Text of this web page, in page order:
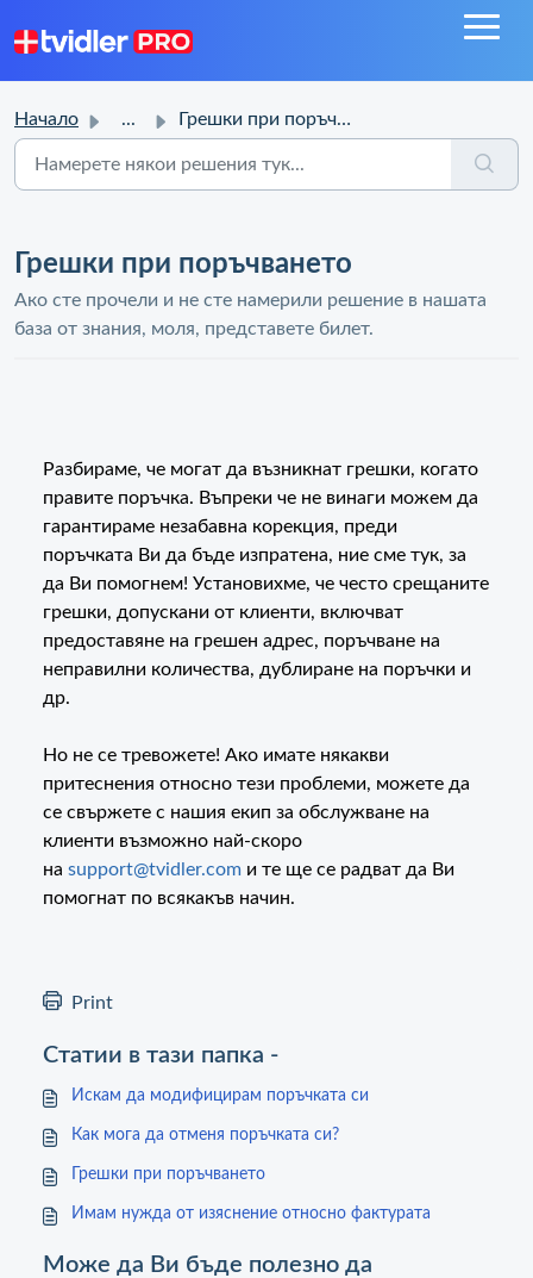
Начало ... Грешки при поръчването
Грешки при поръчването
Ако сте прочели и не сте намерили решение в нашата
база от знания, моля, представете билет.
Разбираме, че могат да възникнат грешки, когато
правите поръчка. Въпреки че не винаги можем да
гарантираме незабавна корекция, преди
поръчката Ви да бъде изпратена, ние сме тук, за
да Ви помогнем! Установихме, че често срещаните
грешки, допускани от клиенти, включват
предоставяне на грешен адрес, поръчване на
неправилни количества, дублиране на поръчки и
др.
Но не се тревожете! Ако имате някакви
притеснения относно тези проблеми, можете да
се свържете с нашия екип за обслужване на
клиенти възможно най-скоро
на support@tvidler.com и те ще се радват да Ви
помогнат по всякакъв начин.
Print
Статии в тази папка -
Искам да модифицирам поръчката си
Как мога да отменя поръчката си?
Грешки при поръчването
Имам нужда от изяснение относно фактурата
Може да Ви бъде полезно да